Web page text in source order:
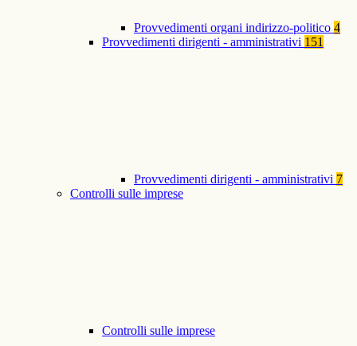
Provvedimenti organi indirizzo-politico 4
Provvedimenti dirigenti - amministrativi 151
Provvedimenti dirigenti - amministrativi 7
Controlli sulle imprese
Controlli sulle imprese